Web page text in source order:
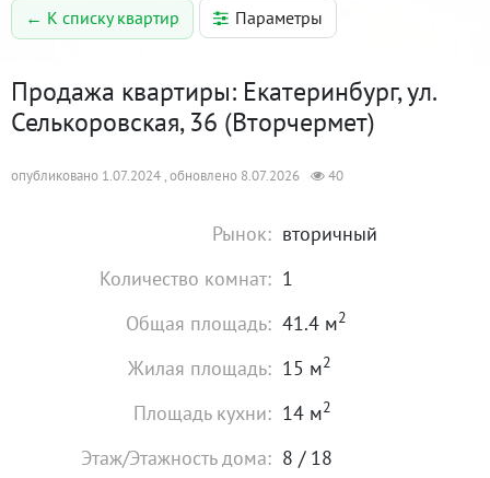
← К списку квартир Параметры
Продажа квартиры: Екатеринбург, ул.
Селькоровская, 36 (Вторчермет)
опубликовано 1.07.2024 , обновлено 8.07.2026 40
Рынок: вторичный
Количество комнат: 1
Общая площадь: 41.4 м2
Жилая площадь: 15 м2
Площадь кухни: 14 м2
Этаж/Этажность дома: 8 / 18